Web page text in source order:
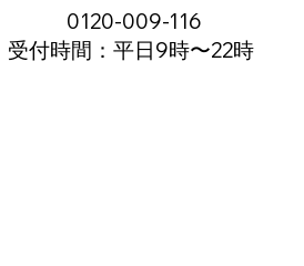
0120-009-116
受付時間：平日9時〜22時